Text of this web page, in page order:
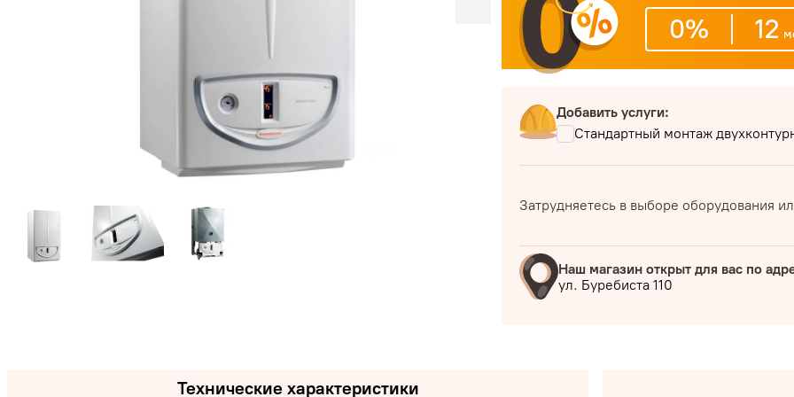
0% 12
Добавить услуги:
Стандартный монтаж
Затрудняетесь в выборе оборудования
Наш магазин открыт для вас по
ул. Буребиста 110
Технические характеристики